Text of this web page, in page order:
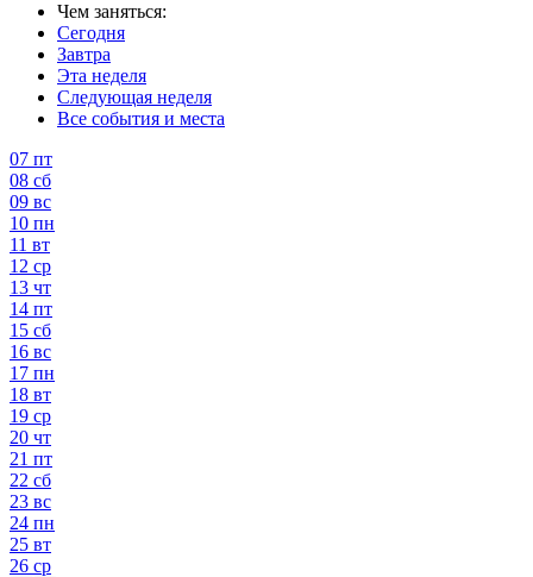
Чем заняться:
Сегодня
Завтра
Эта неделя
Следующая неделя
Все события и места
07 пт
08 сб
09 вс
10 пн
11 вт
12 ср
13 чт
14 пт
15 сб
16 вс
17 пн
18 вт
19 ср
20 чт
21 пт
22 сб
23 вс
24 пн
25 вт
26 ср